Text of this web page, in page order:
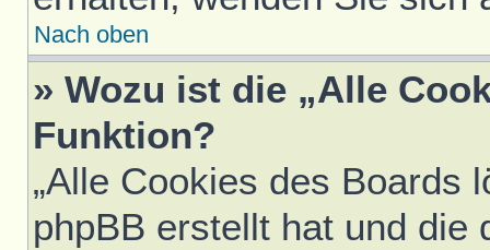
Nach oben
» Wozu ist die „Alle
Funktion?
„Alle Cookies des Boards
phpBB erstellt hat und die